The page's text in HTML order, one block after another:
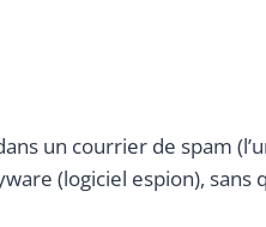
un courrier de spam
(logiciel espion),